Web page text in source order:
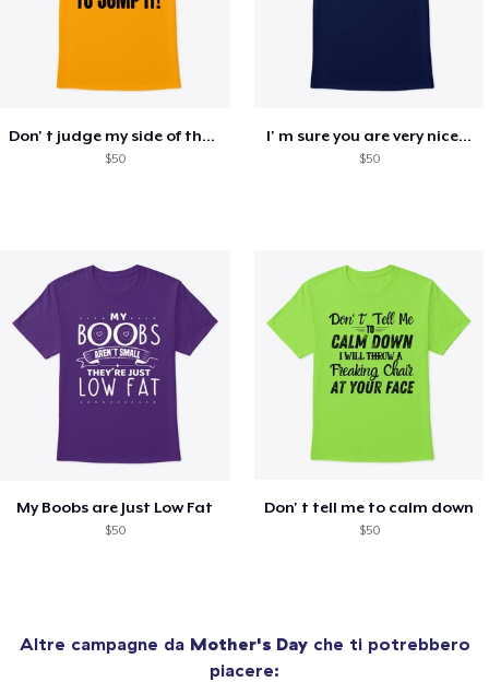
Don' t judge my side of the fence
$50
I' m sure you are very nice...
$50
My Boobs are Just Low Fat
$50
Don' t tell me to calm down
$50
Altre campagne da Mother's Dayche ti potrebbero
piacere: